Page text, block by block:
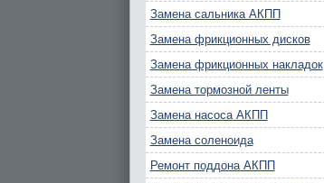
Замена сальника АКПП
Замена фрикционных дисков
Замена фрикционных накладок
Замена тормозной ленты
Замена насоса АКПП
Замена соленоида
Ремонт поддона АКПП